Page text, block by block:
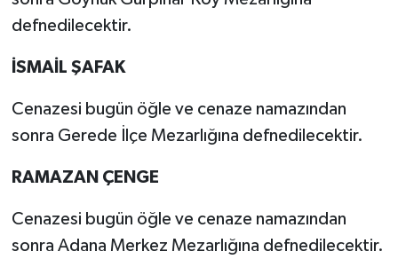
defnedilecektir.
İSMAİL ŞAFAK
Cenazesi bugün öğle ve cenaze namazından
sonra Gerede İlçe Mezarlığına defnedilecektir.
RAMAZAN ÇENGE
Cenazesi bugün öğle ve cenaze namazından
sonra Adana Merkez Mezarlığına defnedilecektir.